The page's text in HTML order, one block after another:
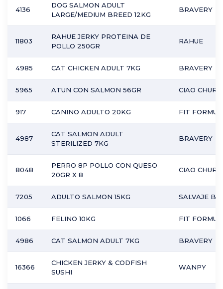
4136
DOG SALMON ADULT
LARGE/MEDIUM BREED 12KG
BRAVERY
11803
RAHUE JERKY PROTEINA DE
POLLO 250GR
RAHUE
4985 CAT CHICKEN ADULT 7KG BRAVERY
5965 ATUN CON SALMON 56GR CIAO CHURU
917 CANINO ADULTO 20KG FIT
4987
CAT SALMON ADULT
STERILIZED 7KG
BRAVERY
8048
PERRO 8P POLLO CON QUESO
20GR X 8
CIAO CHURU
7205 ADULTO SALMON 15KG SALVAJE
1066 FELINO 10KG FIT
4986 CAT SALMON ADULT 7KG BRAVERY
16366
CHICKEN JERKY & CODFISH
SUSHI
WANPY